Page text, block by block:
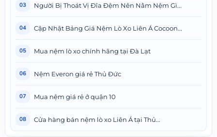
03 Người Bị Thoát Vị Đĩa Đệm Nên Nằm Nệm Gì...
04 Cập Nhật Bảng Giá Nệm Lò Xo Liên Á Cocoon...
05 Mua nệm lò xo chính hãng tại Đà Lạt
06 Nệm Everon giá rẻ Thủ Đức
07 Mua nệm giá rẻ ở quận 10
08 Cửa hàng bán nệm lò xo Liên Á tại Thủ...